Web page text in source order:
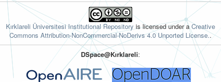
Kırklareli Üniversitesi Institutional Repository is licensed under aCreative
Commons Attribution-NonCommercial-NoDerivs 4.0 Unported License..
DSpace@Kırklareli: